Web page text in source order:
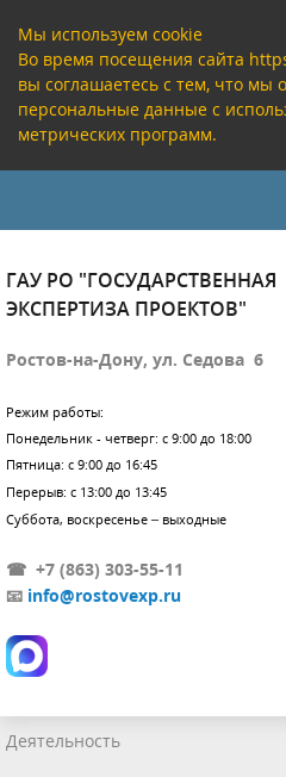
Мы используем cookie
Во время посещения сайта
вы соглашаетесь с тем, что мы
персональные данные с
метрических программ.
ГАУ РО "ГОСУДАРСТВЕННАЯ
ЭКСПЕРТИЗА ПРОЕКТОВ"
Ростов-на-Дону, ул. Седова 6
Режим работы:
Понедельник - четверг: с 9:00 до 18:00
Пятница: с 9:00 до 16:45
Перерыв: с 13:00 до 13:45
Суббота, воскресенье – выходные
☎ +7 (863) 303-55-11
📧 info@rostovexp.ru
Деятельность